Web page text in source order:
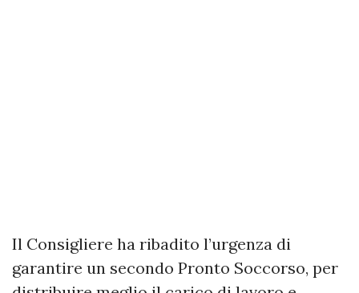
Il Consigliere ha ribadito l’urgenza di
garantire un secondo Pronto Soccorso, per